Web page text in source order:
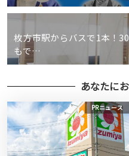
枚方市駅からバスで1本！
もで…
あなたに
PRニュース